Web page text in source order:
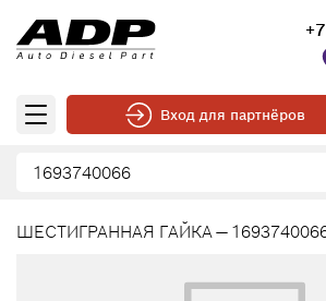
Вход для партнёров
ШЕСТИГРАННАЯ ГАЙКА —